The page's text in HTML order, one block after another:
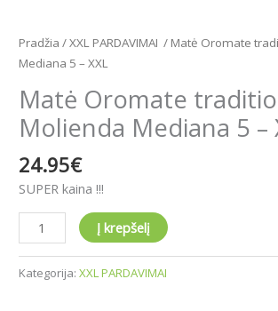
Pradžia /XXL PARDAVIMAI / Matė Oromate
Mediana 5 – XXL
Matė Oromate
Molienda Mediana 5 –
24.95€
SUPER kaina !!!
Į krepšelį
Kategorija: XXL PARDAVIMAI